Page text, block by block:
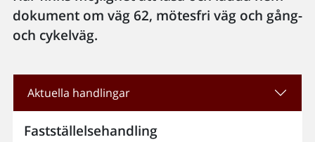
dokument om väg 62, mötesfri väg och gång-
och cykelväg.
Aktuella handlingar
Fastställelsehandling